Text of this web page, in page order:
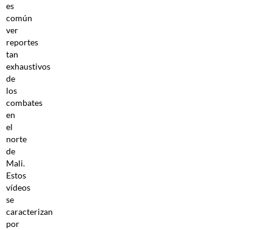
es
común
ver
reportes
tan
exhaustivos
de
los
combates
en
el
norte
de
Mali.
Estos
vídeos
se
caracterizan
por